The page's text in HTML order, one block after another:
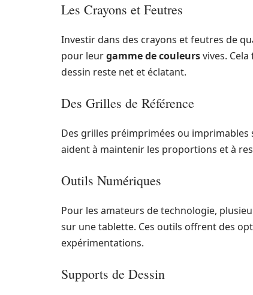
Les Crayons et Feutres
Investir dans des crayons et feutres de
pour leurgamme de couleursvives.
dessin reste net et éclatant.
Des Grilles de Référence
Des grilles préimprimées ou
aident à maintenir les proportions et à
Outils Numériques
Pour les amateurs de technologie,
sur une tablette. Ces outils offrent des
expérimentations.
Supports de Dessin